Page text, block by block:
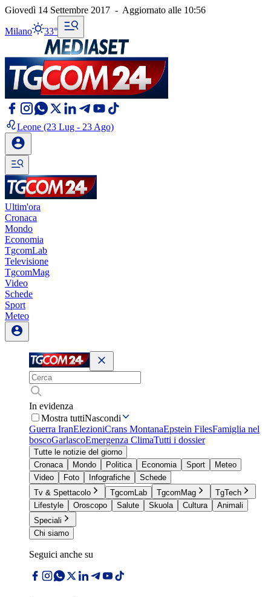
Giovedì 14 Settembre 2017 - Aggiornato alle 10:56
Milano 33°
Leone (23 Lug - 23 Ago)
Ultim'ora
Cronaca
Mondo
Economia
TgcomLab
Televisione
TgcomMag
Video
Schede
Sport
Meteo
In evidenza
Mostra tuttiNascondi
Guerra IranElezioniCrans MontanaEpstein FilesFamiglia nel
boscoGarlascoEmergenza ClimaTutti i dossier
Tutte le notizie del giorno
Cronaca
Mondo Politica Economia Sport
Meteo
Video
Foto Infografiche
Schede
Tv & Spettacolo
TgcomLab TgcomMag
TgTech
Lifestyle
Oroscopo Salute Skuola Cultura
Animali
Speciali
Chi siamo
Seguici anche su